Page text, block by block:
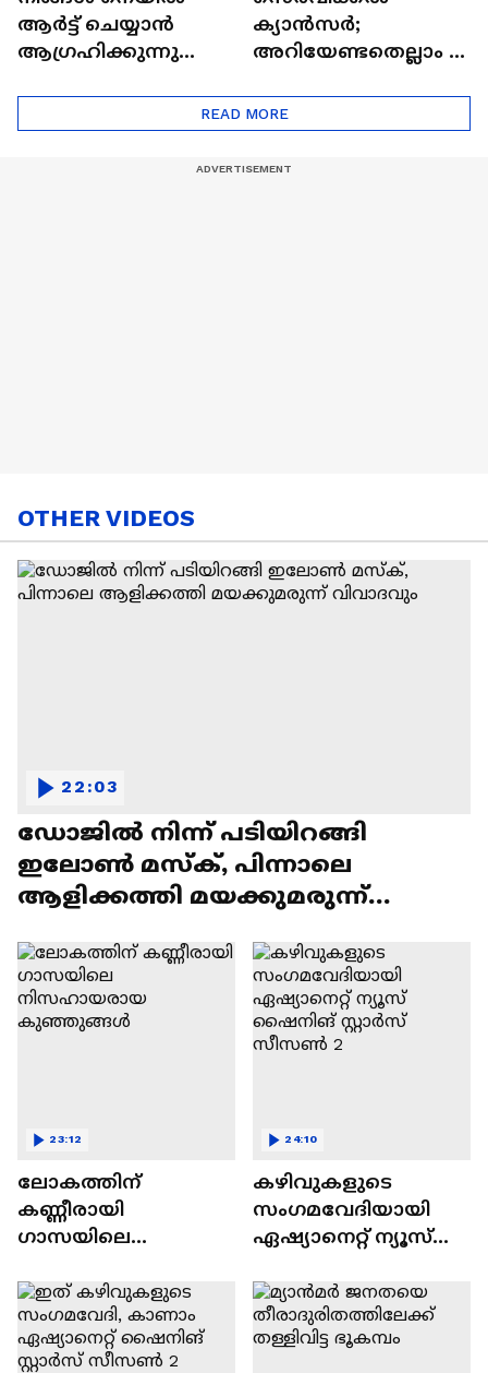
ആർട്ട് ചെയ്യാൻ
ആഗ്രഹിക്കുന്നുണ്ടോ
ട്രെൻഡിനെക്കുറിച്ച് |
Nail Art | Trends Cafe
ക്യാൻസർ;
അറിയേണ്ടതെല്ലാം |
Cancer
READ MORE
OTHER VIDEOS
ഡോജിൽ നിന്ന് പടിയിറങ്ങി
ഇലോൺ മസ്ക്, പിന്നാലെ
ആളിക്കത്തി മയക്കുമരുന്ന്
22:03
ലോകത്തിന്
കണ്ണീരായി
ഗാസയിലെ
കുഞ്ഞുങ്ങൾ
23:12
കഴിവുകളുടെ
സംഗമവേദിയായി
ഏഷ്യാനെറ്റ് ന്യൂസ്
സീസൺ 2
24:10